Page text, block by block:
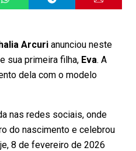
Arcuri anunciou neste
sua primeira filha, Eva. A
dela com o modelo
nas redes sociais, onde
do nascimento e celebrou
8 de fevereiro de 2026